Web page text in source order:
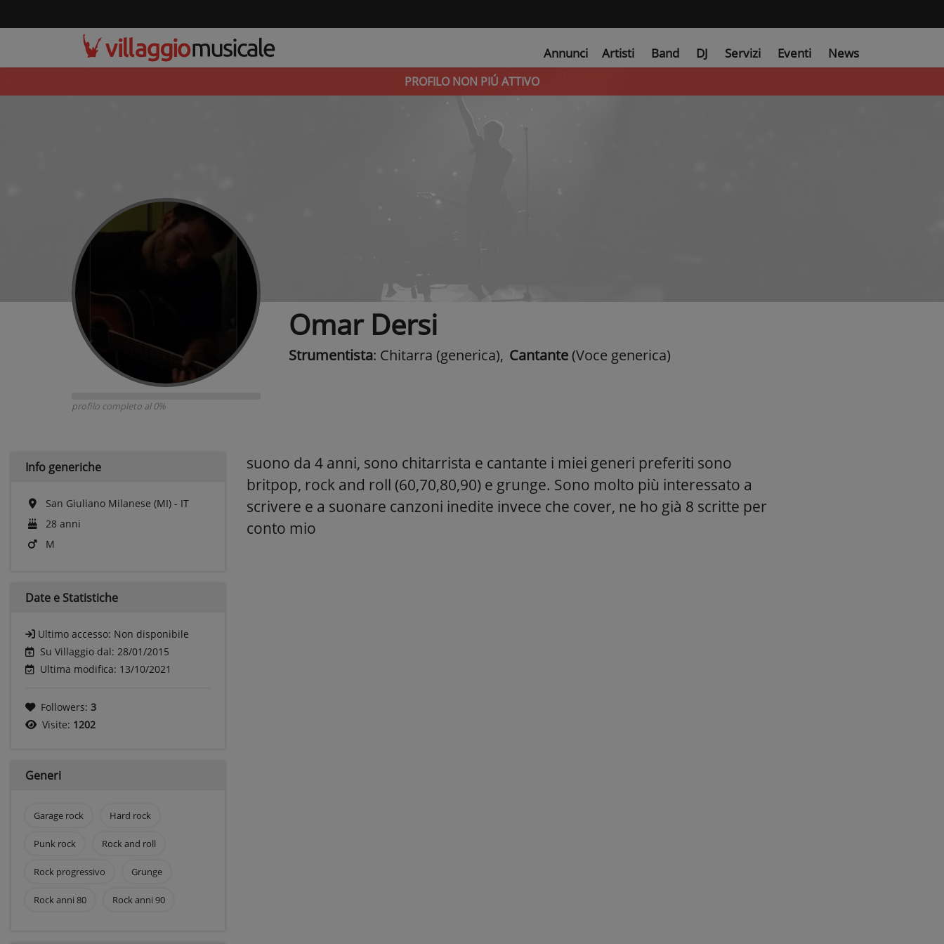
Annunci Artisti Band DJ Servizi Eventi News
PROFILO NON PIÚ ATTIVO
profilo completo al 0%
Omar Dersi
Strumentista: Chitarra (generica), Cantante (Voce generica)
Info generiche
San Giuliano Milanese (MI) - IT
28 anni
M
Date e Statistiche
Ultimo accesso: Non disponibile
Su Villaggio dal: 28/01/2015
Ultima modifica: 13/10/2021
Followers: 3
Visite: 1202
Generi
Garage rock Hard rock
Punk rock Rock and roll
Rock progressivo Grunge
Rock anni 80 Rock anni 90
suono da 4 anni, sono chitarrista e cantante i miei generi preferiti sono
britpop, rock and roll (60,70,80,90) e grunge. Sono molto più interessato a
scrivere e a suonare canzoni inedite invece che cover, ne ho già 8 scritte per
conto mio